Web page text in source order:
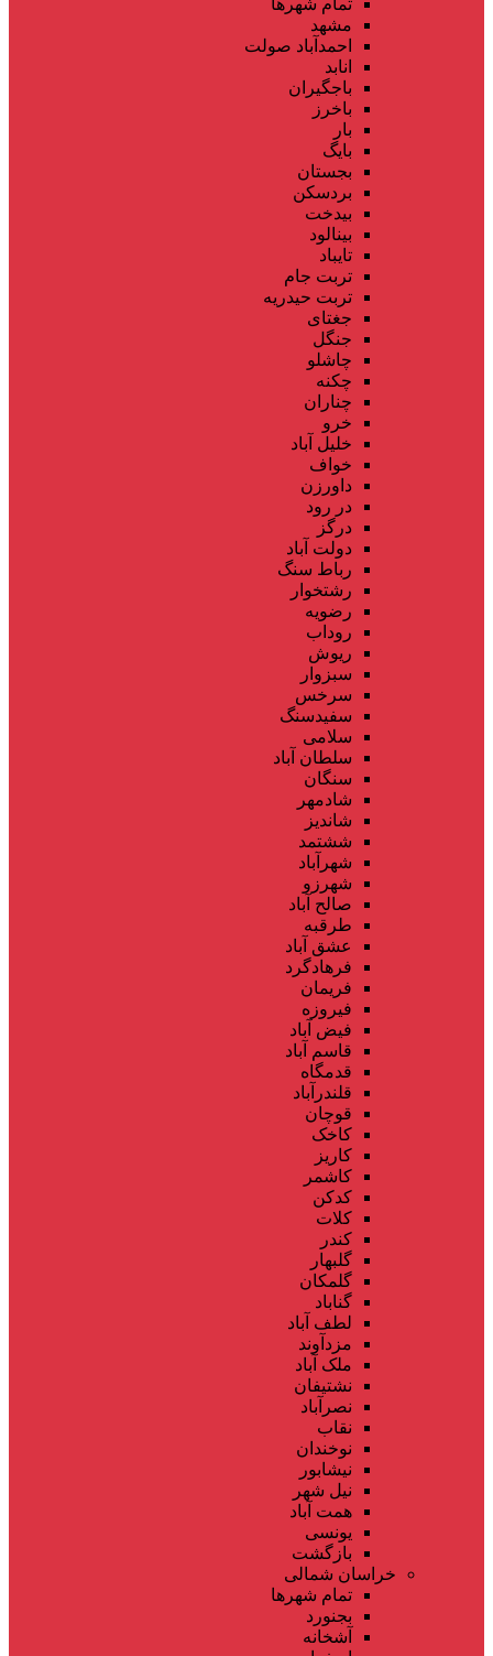
مشهد
احمدآباد صولت
انابد
باجگیران
باخرز
بار
بایگ
بجستان
بردسکن
بیدخت
بینالود
تایباد
تربت جام
تربت حیدریه
جغتای
جنگل
چاشلو
چکنه
چناران
خرو
خلیل آباد
خواف
داورزن
در رود
درگز
دولت آباد
رباط سنگ
رشتخوار
رضویه
روداب
ریوش
سبزوار
سرخس
سفیدسنگ
سلامی
سلطان آباد
سنگان
شادمهر
شاندیز
ششتمد
شهرآباد
شهرزو
صالح آباد
طرقبه
عشق آباد
فرهادگرد
فریمان
فیروزه
فیض آباد
قاسم آباد
قدمگاه
قلندرآباد
قوچان
کاخک
کاریز
کاشمر
کدکن
کلات
کندر
گلبهار
گلمکان
گناباد
لطف آباد
مزدآوند
ملک آباد
نشتیفان
نصرآباد
نقاب
نوخندان
نیشابور
نیل شهر
همت آباد
یونسی
بازگشت
خراسان شمالی
تمام شهر‌ها
بجنورد
آشخانه